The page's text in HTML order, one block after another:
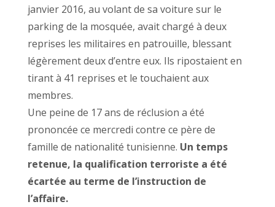
janvier 2016, au volant de sa voiture sur le
parking de la mosquée, avait chargé à deux
reprises les militaires en patrouille, blessant
légèrement deux d’entre eux. Ils ripostaient en
tirant à 41 reprises et le touchaient aux
membres.
Une peine de 17 ans de réclusion a été
prononcée ce mercredi contre ce père de
famille de nationalité tunisienne. Un temps
retenue, la qualification terroriste a été
écartée au terme de l’instruction de
l’affaire.